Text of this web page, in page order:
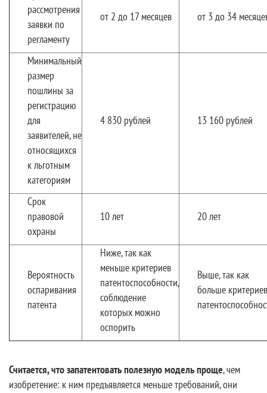
рассмотрения
заявки по
регламенту
от 2 до 17 месяцев от 3 до 34
Минимальный
размер
пошлины за
регистрацию
для
заявителей, не
относящихся
к льготным
категориям
4 830 рублей 13 160 рублей
Срок
правовой
охраны
10 лет 20 лет
Вероятность
оспаривания
патента
Ниже, так как
меньше критериев
патентоспособности,
соблюдение
которых можно
оспорить
Выше, так как
больше критериев
Считается, что запатентовать полезную модель проще, чем
изобретение: к ним предъявляется меньше требований, они